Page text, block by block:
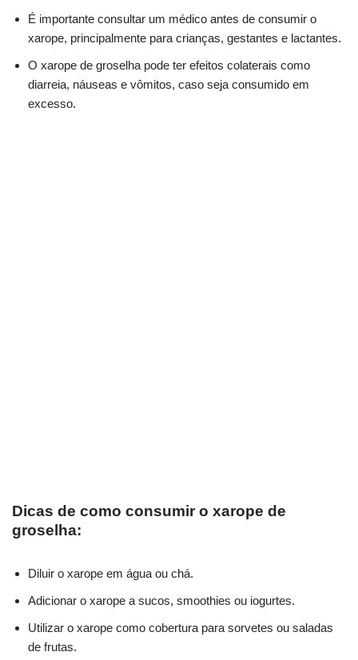
É importante consultar um médico antes de consumir o
xarope, principalmente para crianças, gestantes e lactantes.
O xarope de groselha pode ter efeitos colaterais como
diarreia, náuseas e vômitos, caso seja consumido em
excesso.
Dicas de como consumir o xarope de
groselha:
Diluir o xarope em água ou chá.
Adicionar o xarope a sucos, smoothies ou iogurtes.
Utilizar o xarope como cobertura para sorvetes ou saladas
de frutas.